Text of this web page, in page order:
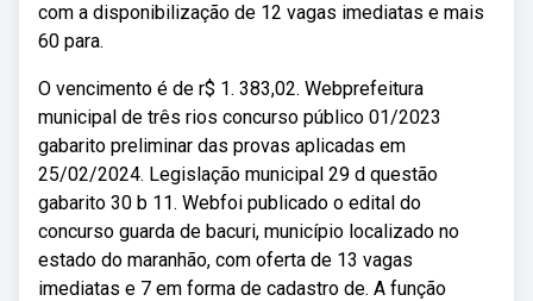
com a disponibilização de 12 vagas imediatas e mais
60 para.
O vencimento é de r$ 1. 383,02. Webprefeitura
municipal de três rios concurso público 01/2023
gabarito preliminar das provas aplicadas em
25/02/2024. Legislação municipal 29 d questão
gabarito 30 b 11. Webfoi publicado o edital do
concurso guarda de bacuri, município localizado no
estado do maranhão, com oferta de 13 vagas
imediatas e 7 em forma de cadastro de. A função